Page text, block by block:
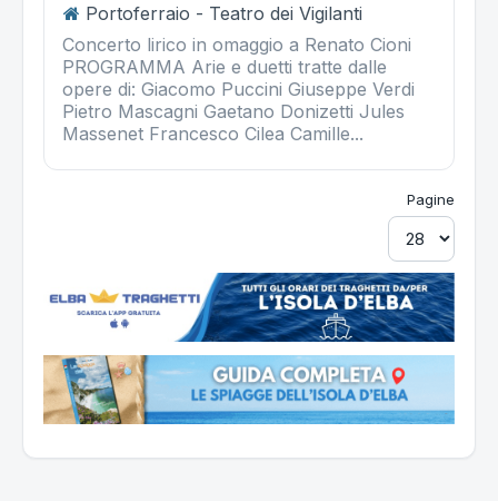
Portoferraio - Teatro dei Vigilanti
Concerto lirico in omaggio a Renato Cioni
PROGRAMMA Arie e duetti tratte dalle
opere di: Giacomo Puccini Giuseppe Verdi
Pietro Mascagni Gaetano Donizetti Jules
Massenet Francesco Cilea Camille...
Pagine